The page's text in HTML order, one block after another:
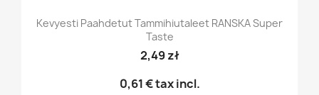
Kevyesti Paahdetut Tammihiutaleet RANSKA Super
Taste
2,49 zł
0,61 €tax incl.